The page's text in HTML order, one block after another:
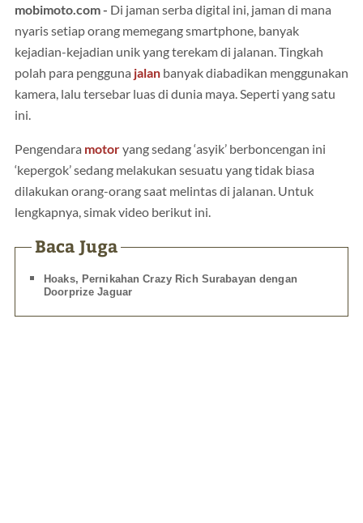
mobimoto.com - Di jaman serba digital ini, jaman di mana
nyaris setiap orang memegang smartphone, banyak
kejadian-kejadian unik yang terekam di jalanan. Tingkah
polah para pengguna jalan banyak diabadikan menggunakan
kamera, lalu tersebar luas di dunia maya. Seperti yang satu
ini.
Pengendara motoryang sedang ‘asyik’ berboncengan ini
‘kepergok’ sedang melakukan sesuatu yang tidak biasa
dilakukan orang-orang saat melintas di jalanan. Untuk
lengkapnya, simak video berikut ini.
Baca Juga
Hoaks, Pernikahan Crazy Rich Surabayan dengan
Doorprize Jaguar